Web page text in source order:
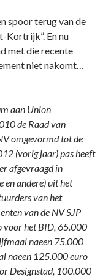
spoor terug van de
Kortrijk”. En nu
met die recente
niet nakomt…
aan Union
de Raad van
omgevormd tot de
(vorig jaar) pas heeft
afgevraagd in
en andere) uit het
van het
van de NV SJP
voor het BID, 65.000
naeen 75.000
naeen 125.000 euro
Designstad, 100.000